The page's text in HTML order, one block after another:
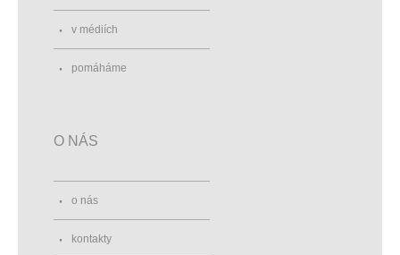
v médiích
pomáháme
O NÁS
o nás
kontakty